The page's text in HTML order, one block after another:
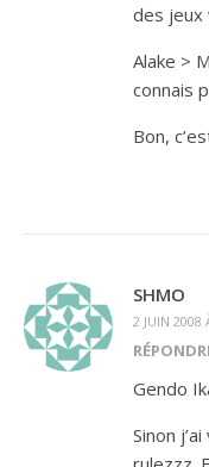
des jeux
Alake >
connais
Bon,
SHMO
2 JUIN 2008
Gendo
Sinon